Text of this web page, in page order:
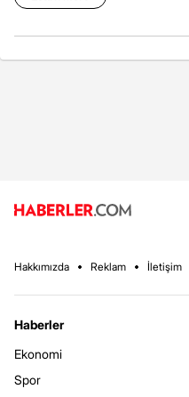
Hakkımızda Reklam İletişim
Haberler
Ekonomi
Spor